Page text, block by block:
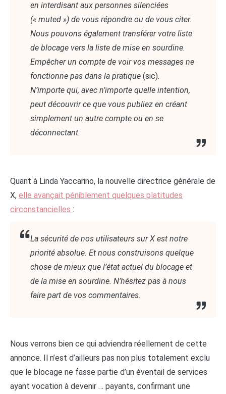
en interdisant aux personnes silenciées
(« muted ») de vous répondre ou de vous citer.
Nous pouvons également transférer votre liste
de blocage vers la liste de mise en sourdine.
Empêcher un compte de voir vos messages ne
fonctionne pas dans la pratique (sic).
N’importe qui, avec n’importe quelle intention,
peut découvrir ce que vous publiez en créant
simplement un autre compte ou en se
déconnectant.
Quant à Linda Yaccarino, la nouvelle directrice générale de
X, elle avançait péniblement quelques platitudes
circonstancielles :
La sécurité de nos utilisateurs sur X est notre
priorité absolue. Et nous construisons quelque
chose de mieux que l’état actuel du blocage et
de la mise en sourdine. N’hésitez pas à nous
faire part de vos commentaires.
Nous verrons bien ce qui adviendra réellement de cette
annonce. Il n’est d’ailleurs pas non plus totalement exclu
que le blocage ne fasse partie d’un éventail de services
ayant vocation à devenir … payants, confirmant une